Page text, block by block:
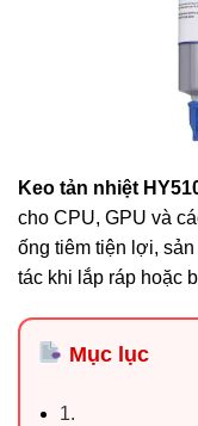
Keo tản nhiệt
cho CPU, GPU và
ống tiêm tiện lợi,
tác khi lắp ráp hoặc
Mục lục
1.